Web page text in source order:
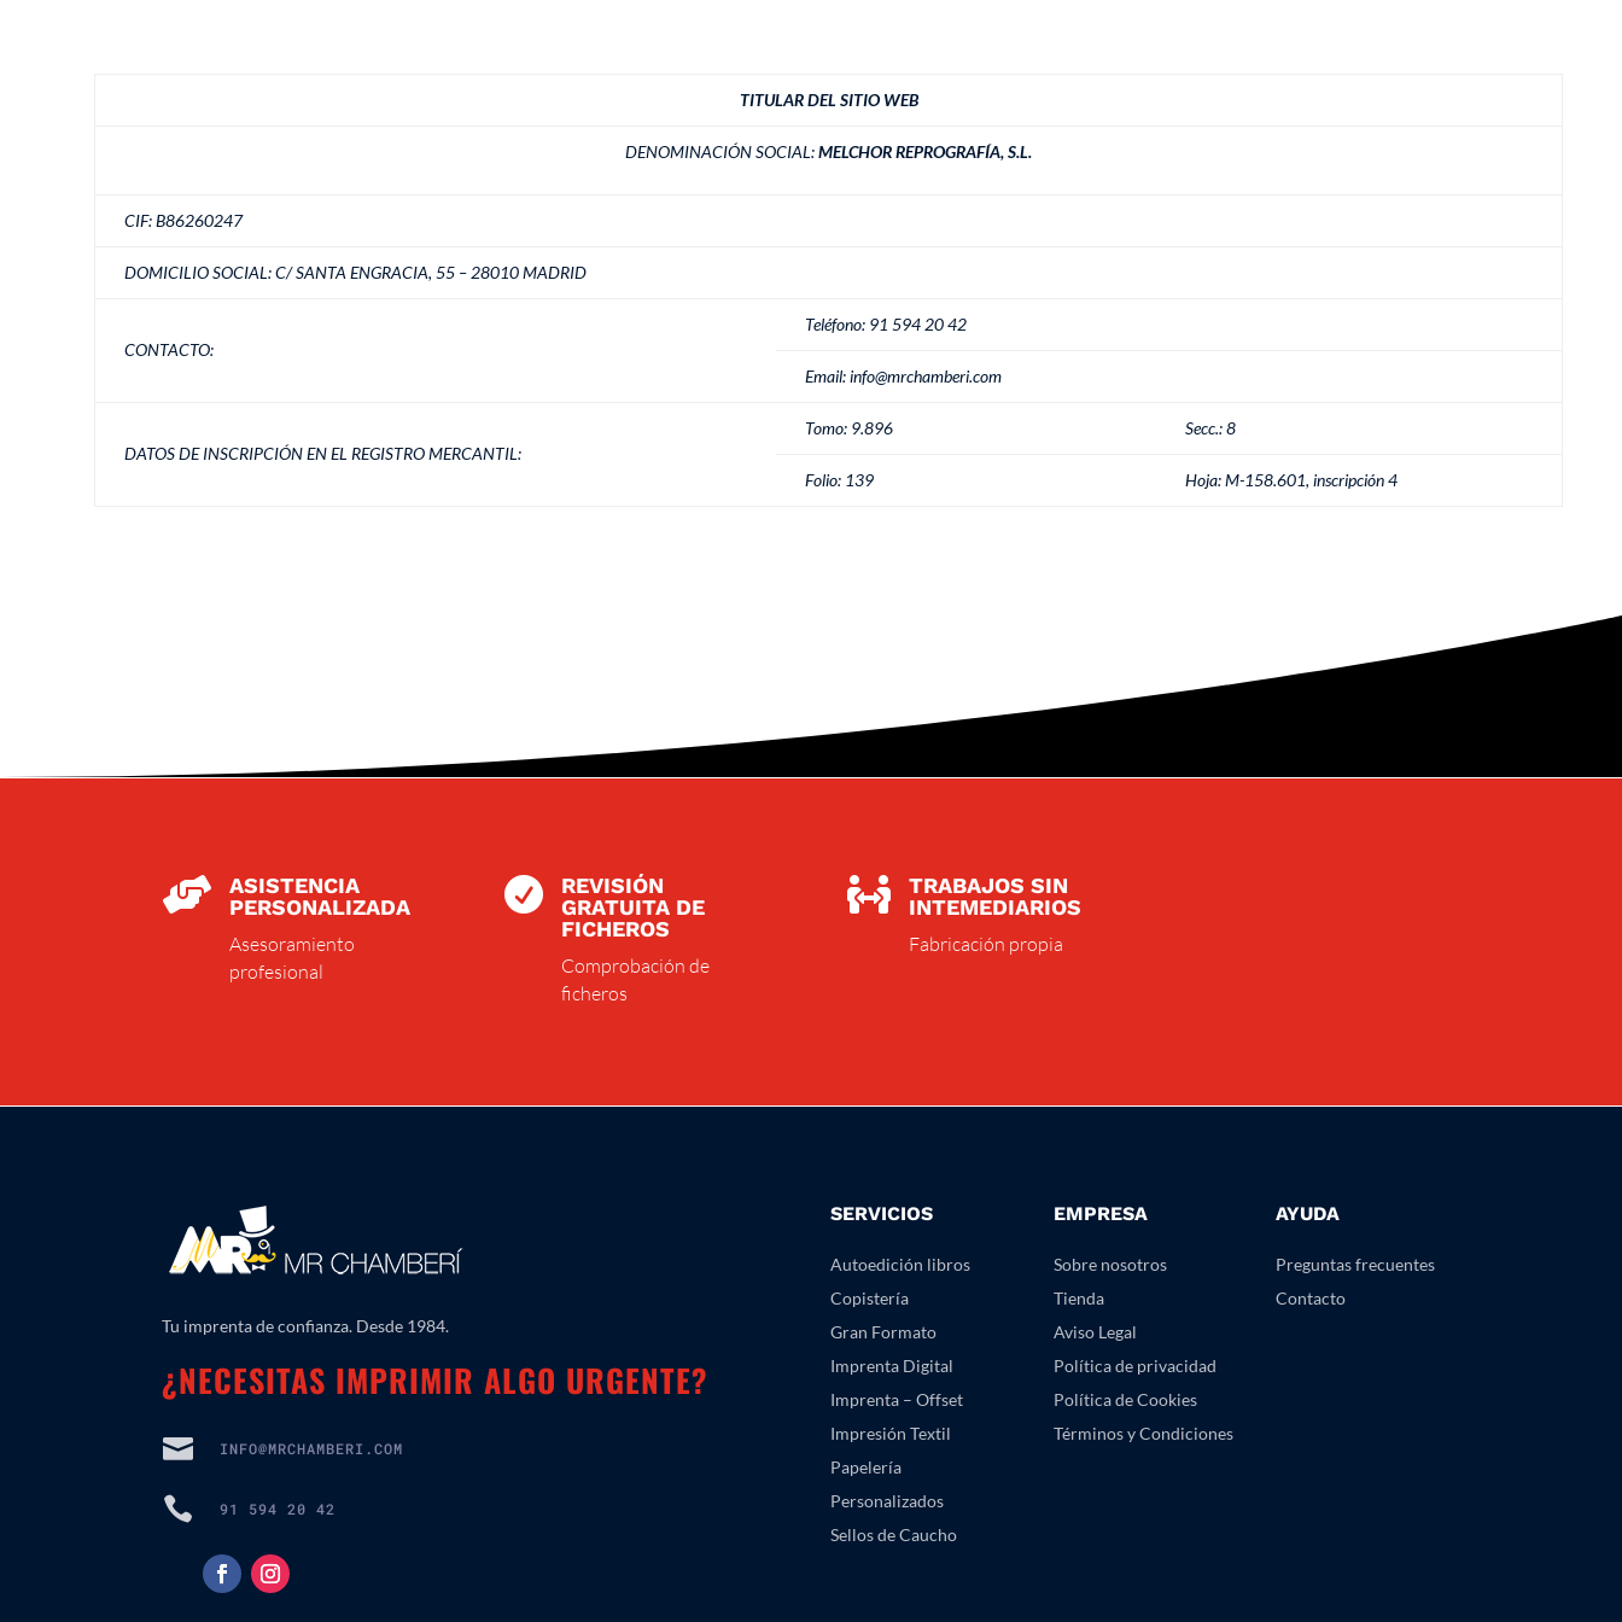
TITULAR DEL SITIO WEB
DENOMINACIÓN SOCIAL:MELCHOR REPROGRAFÍA, S.L.
CIF: B86260247
DOMICILIO SOCIAL: C/ SANTA ENGRACIA, 55 – 28010 MADRID
CONTACTO:
Teléfono: 91 594 20 42
Email: info@mrchamberi.com
DATOS DE INSCRIPCIÓN EN EL REGISTRO MERCANTIL:
Tomo: 9.896 Secc.: 8
Folio: 139 Hoja: M-158.601, inscripción 4

ASISTENCIA
PERSONALIZADA
Asesoramiento
profesional

REVISIÓN
GRATUITA DE
FICHEROS
Comprobación de
ficheros

TRABAJOS SIN
INTEMEDIARIOS
Fabricación propia
Tu imprenta de confianza. Desde 1984.
¿NECESITAS IMPRIMIR ALGO URGENTE?
 INFO@MRCHAMBERI.COM
 91 594 20 42
SERVICIOS
Autoedición libros
Copistería
Gran Formato
Imprenta Digital
Imprenta – Offset
Impresión Textil
Papelería
Personalizados
Sellos de Caucho
EMPRESA
Sobre nosotros
Tienda
Aviso Legal
Política de privacidad
Política de Cookies
Términos y Condiciones
AYUDA
Preguntas frecuentes
Contacto